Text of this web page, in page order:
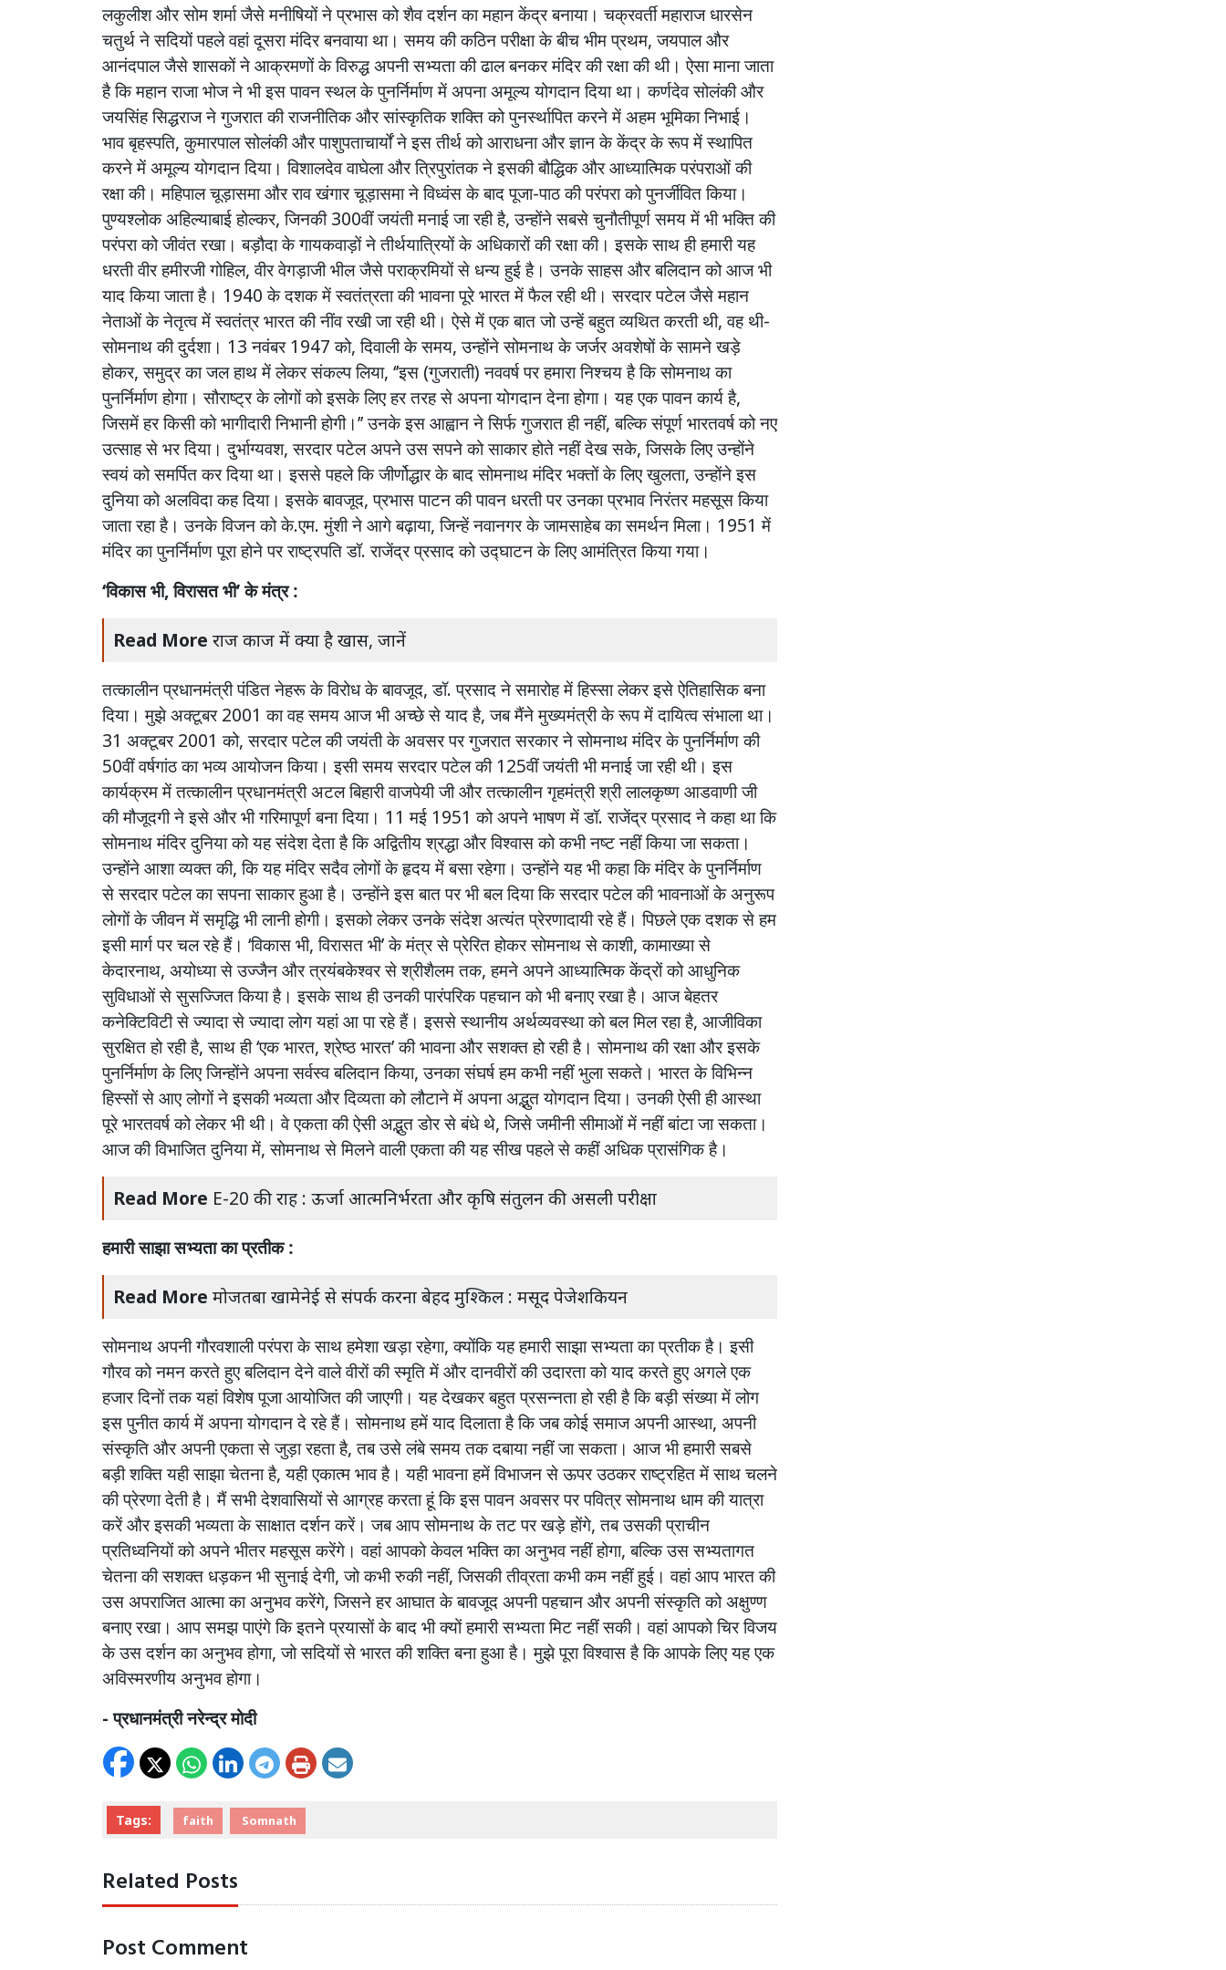
लकुलीशऔरसोमशर्माजैसेमनीषियोंनेप्रभासकोशैवदर्शनकामहानकेंद्रबनाया। चक्रवर्तीमहाराजधारसेन
चतुर्थनेसदियोंपहलेवहांदूसरामंदिरबनवाया था। समयकीकठिनपरीक्षाकेबीचभीमप्रथम,जयपालऔर
आनंदपालजैसेशासकोंनेआक्रमणोंकेविरुद्धअपनीसभ्यताकीढालबनकरमंदिरकीरक्षाकी थी। ऐसामानाजाता
हैकिमहानराजाभोजनेभीइसपावनस्थलकेपुनर्निर्माणमेंअपनाअमूल्ययोगदानदिया था। कर्णदेवसोलंकीऔर
जयसिंहसिद्धराजनेगुजरातकीराजनीतिकऔरसांस्कृतिकशक्तिकोपुनर्स्थापितकरनेमेंअहमभूमिकानिभाई।
भावबृहस्पति,कुमारपालसोलंकीऔरपाशुपताचार्योंनेइसतीर्थकोआराधनाऔरज्ञानकेकेंद्रकेरूपमेंस्थापित
करनेमेंअमूल्ययोगदानदिया। विशालदेववाघेलाऔरत्रिपुरांतकनेइसकीबौद्धिकऔरआध्यात्मिकपरंपराओंकी
रक्षाकी। महिपालचूड़ासमाऔररावखंगारचूड़ासमानेविध्वंसकेबादपूजा-पाठकीपरंपराकोपुनर्जीवितकिया।
पुण्यश्लोकअहिल्याबाईहोल्कर,जिनकी300वींजयंतीमनाईजारहीहै,उन्होंनेसबसेचुनौतीपूर्णसमयमेंभीभक्तिकी
परंपराकोजीवंतरखा। बड़ौदाकेगायकवाड़ोंनेतीर्थयात्रियोंकेअधिकारोंकीरक्षाकी। इसकेसाथहीहमारीयह
धरतीवीरहमीरजीगोहिल,वीरवेगड़ाजीभीलजैसेपराक्रमियोंसेधन्यहुईहै। उनकेसाहसऔरबलिदानकोआजभी
यादकियाजाताहै। 1940केदशकमेंस्वतंत्रताकीभावनापूरेभारतमेंफैलरही थी। सरदारपटेलजैसेमहान
नेताओंकेनेतृत्वमेंस्वतंत्रभारतकीनींवरखीजारही थी। ऐसेमेंएकबातजोउन्हेंबहुतव्यथितकरती थी,वह थी-
सोमनाथकीदुर्दशा। 13नवंबर1947को,दिवालीकेसमय,उन्होंनेसोमनाथकेजर्जरअवशेषोंकेसामनेखड़े
होकर,समुद्रकाजलहाथमेंलेकरसंकल्पलिया, ‘’इस (गुजराती)नववर्षपरहमारानिश्चयहैकिसोमनाथका
पुनर्निर्माणहोगा। सौराष्ट्रकेलोगोंकोइसकेलिएहरतरहसेअपनायोगदानदेनाहोगा। यहएकपावनकार्यहै,
जिसमेंहरकिसीकोभागीदारीनिभानीहोगी।’’उनकेइसआह्वाननेसिर्फगुजरातहीनहीं,बल्किसंपूर्णभारतवर्षकोनए
उत्साहसेभरदिया। दुर्भाग्यवश,सरदारपटेलअपनेउससपनेकोसाकारहोतेनहींदेखसके,जिसकेलिएउन्होंने
स्वयंकोसमर्पितकरदिया था। इससेपहलेकिजीर्णोद्धारकेबादसोमनाथमंदिरभक्तोंकेलिएखुलता,उन्होंनेइस
दुनियाकोअलविदाकहदिया। इसकेबावजूद,प्रभासपाटनकीपावनधरतीपरउनकाप्रभावनिरंतरमहसूसकिया
जातारहाहै। उनकेविजनकोके.एम.मुंशीनेआगेबढ़ाया,जिन्हेंनवानगरकेजामसाहेबकासमर्थनमिला। 1951में
मंदिरकापुनर्निर्माणपूराहोनेपरराष्ट्रपतिडॉ.राजेंद्रप्रसादकोउद्घाटनकेलिएआमंत्रितकियागया।
‘विकासभी,विरासतभी’केमंत्र :
Read More राज काज में क्या है खास, जानें
तत्कालीनप्रधानमंत्रीपंडितनेहरूकेविरोधकेबावजूद,डॉ.प्रसादनेसमारोहमेंहिस्सालेकरइसेऐतिहासिकबना
दिया। मुझेअक्टूबर2001कावहसमयआजभीअच्छेसेयादहै,जबमैंनेमुख्यमंत्रीकेरूपमेंदायित्वसंभाला था।
31 अक्टूबर2001को,सरदारपटेलकीजयंतीकेअवसरपरगुजरातसरकारनेसोमनाथमंदिरकेपुनर्निर्माणकी
50वींवर्षगांठकाभव्यआयोजनकिया। इसीसमयसरदारपटेलकी125वींजयंतीभीमनाईजारही थी। इस
कार्यक्रममेंतत्कालीनप्रधानमंत्रीअटलबिहारीवाजपेयीजीऔरतत्कालीनगृहमंत्रीश्रीलालकृष्णआडवाणीजी
कीमौजूदगीनेइसेऔरभीगरिमापूर्णबनादिया। 11मई 1951कोअपनेभाषणमेंडॉ.राजेंद्रप्रसादनेकहा थाकि
सोमनाथमंदिरदुनियाकोयहसंदेशदेताहैकिअद्वितीयश्रद्धाऔरविश्वासकोकभीनष्टनहींकियाजासकता।
उन्होंनेआशाव्यक्तकी,कियहमंदिरसदैवलोगोंकेहृदयमेंबसारहेगा। उन्होंनेयहभीकहाकिमंदिरकेपुनर्निर्माण
सेसरदारपटेलकासपनासाकारहुआहै। उन्होंनेइसबातपरभीबलदियाकिसरदारपटेलकीभावनाओंकेअनुरूप
लोगोंकेजीवनमेंसमृद्धिभीलानीहोगी। इसकोलेकरउनकेसंदेशअत्यंतप्रेरणादायीरहेहैं। पिछलेएकदशकसेहम
इसीमार्गपरचलरहेहैं। ‘विकासभी,विरासतभी’केमंत्रसेप्रेरितहोकरसोमनाथसेकाशी,कामाख्यासे
केदारनाथ, अयोध्यासेउज्जैनऔरत्रयंबकेश्वरसेश्रीशैलमतक,हमनेअपनेआध्यात्मिककेंद्रोंकोआधुनिक
सुविधाओंसेसुसज्जितकियाहै। इसकेसाथहीउनकीपारंपरिकपहचानकोभीबनाएरखाहै। आजबेहतर
कनेक्टिविटीसेज्यादासेज्यादालोगयहांआपारहेहैं। इससेस्थानीयअर्थव्यवस्थाकोबलमिलरहाहै, आजीविका
सुरक्षितहोरहीहै,साथही‘एकभारत,श्रेष्ठभारत’कीभावनाऔरसशक्तहोरहीहै। सोमनाथकीरक्षाऔरइसके
पुनर्निर्माणकेलिएजिन्होंनेअपनासर्वस्वबलिदानकिया,उनकासंघर्षहमकभीनहींभुलासकते। भारतकेविभिन्न
हिस्सोंसेआएलोगोंनेइसकीभव्यताऔरदिव्यताकोलौटानेमेंअपनाअद्भुतयोगदानदिया। उनकीऐसीहीआस्था
पूरेभारतवर्षकोलेकरभी थी। वेएकताकीऐसीअद्भुतडोरसेबंधे थे,जिसेजमीनीसीमाओंमेंनहींबांटाजासकता।
आजकीविभाजितदुनियामें,सोमनाथसेमिलनेवालीएकताकीयहसीखपहलेसेकहींअधिकप्रासंगिकहै।
Read More E-20 की राह : ऊर्जा आत्मनिर्भरता और कृषि संतुलन की असली परीक्षा
हमारीसाझासभ्यताकाप्रतीक :
Read More मोजतबा खामेनेई से संपर्क करना बेहद मुश्किल : मसूद पेजेशकियन
सोमनाथअपनीगौरवशालीपरंपराकेसाथहमेशाखड़ारहेगा,क्योंकियहहमारीसाझासभ्यताकाप्रतीकहै। इसी
गौरवकोनमनकरतेहुएबलिदानदेनेवालेवीरोंकीस्मृतिमेंऔरदानवीरोंकीउदारताकोयादकरतेहुएअगलेएक
हजारदिनोंतकयहांविशेषपूजाआयोजितकीजाएगी। यहदेखकरबहुतप्रसन्नताहोरहीहैकिबड़ीसंख्यामेंलोग
इसपुनीतकार्यमेंअपनायोगदानदेरहेहैं। सोमनाथहमेंयाददिलाताहैकिजबकोईसमाजअपनीआस्था, अपनी
संस्कृतिऔरअपनीएकतासेजुड़ारहताहै,तबउसेलंबेसमयतकदबायानहींजासकता। आजभीहमारीसबसे
बड़ीशक्तियहीसाझाचेतनाहै,यहीएकात्मभावहै। यहीभावनाहमेंविभाजनसेऊपरउठकरराष्ट्रहितमेंसाथचलने
कीप्रेरणादेतीहै। मैंसभीदेशवासियोंसेआग्रहकरताहूंकिइसपावनअवसरपरपवित्रसोमनाथधामकीयात्रा
करेंऔरइसकीभव्यताकेसाक्षातदर्शनकरें। जबआपसोमनाथकेतटपरखड़ेहोंगे,तबउसकीप्राचीन
प्रतिध्वनियोंकोअपनेभीतरमहसूसकरेंगे। वहांआपकोकेवलभक्तिकाअनुभवनहींहोगा,बल्किउससभ्यतागत
चेतनाकीसशक्तधड़कनभीसुनाईदेगी,जोकभीरुकीनहीं,जिसकीतीव्रताकभीकमनहींहुई। वहांआपभारतकी
उसअपराजितआत्माकाअनुभवकरेंगे,जिसनेहरआघातकेबावजूदअपनीपहचानऔरअपनीसंस्कृतिकोअक्षुण्ण
बनाएरखा। आपसमझपाएंगेकिइतनेप्रयासोंकेबादभीक्योंहमारीसभ्यतामिटनहींसकी। वहांआपकोचिरविजय
केउसदर्शनकाअनुभवहोगा,जोसदियोंसेभारतकीशक्तिबनाहुआहै। मुझेपूराविश्वासहैकिआपकेलिएयहएक
अविस्मरणीयअनुभवहोगा।
-प्रधानमंत्रीनरेन्द्रमोदी
Tags: faith Somnath
Related Posts
Post Comment